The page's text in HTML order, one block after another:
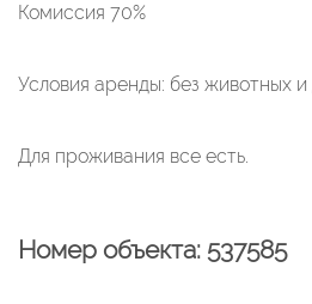
Комиссия 70%
Условия аренды: без животных и
​​​​​​​Для проживания все есть.
Номер объекта: 537585